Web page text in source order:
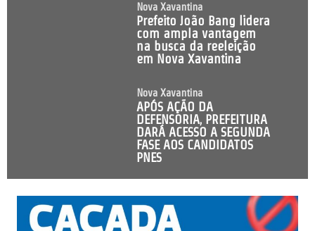
Nova Xavantina
Prefeito João Bang lidera
com ampla vantagem
na busca da reeleição
em Nova Xavantina
Nova Xavantina
APÓS AÇÃO DA
DEFENSORIA, PREFEITURA
DARÁ ACESSO A SEGUNDA
FASE AOS CANDIDATOS
PNES